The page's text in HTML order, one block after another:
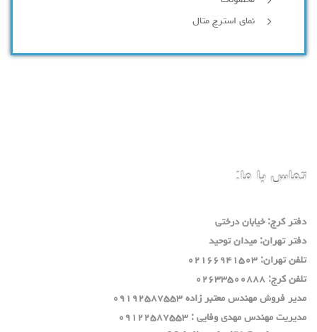
نمای استرچ متال
تماس با ما:
دفتر كرج: خيابان درختي
دفتر تهران: ميدان توحيد
تلفن تهران: ٠٢١٦٦٩٤١٥٠٣
تلفن كرج: ٠٢٦٣٣٥٠٠٨٨٨
مدير فروش مهندس معتبر زاده ٠٩١٩٢٥٨٧٥٥٣
مديريت مهندس مهدي وفايي : ٠٩١٢٢٥٨٧٥٥٣